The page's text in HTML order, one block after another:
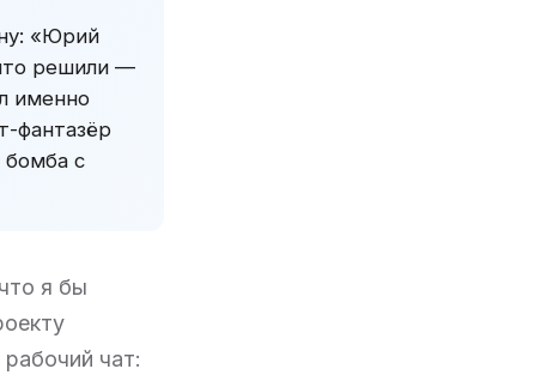
«Юрий
решили —
именно
фантазёр
бомба с
я бы
чат: